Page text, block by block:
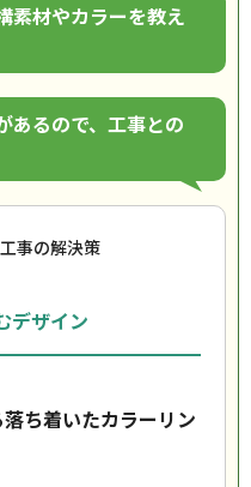
素材やカラーを教え
あるので、工事との
事の解決策
デザイン
ち着いたカラーリン